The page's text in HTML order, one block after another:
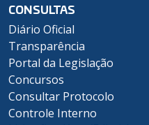
CONSULTAS
Diário Oficial
Transparência
Portal da Legislação
Concursos
Consultar Protocolo
Controle Interno